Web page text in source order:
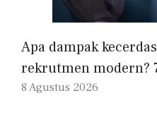
Apa dampak
rekrutmen modern?
8 Agustus 2026